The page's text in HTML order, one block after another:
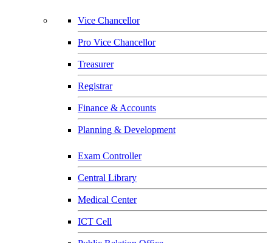
Vice Chancellor
Pro Vice Chancellor
Treasurer
Registrar
Finance & Accounts
Planning & Development
Exam Controller
Central Library
Medical Center
ICT Cell